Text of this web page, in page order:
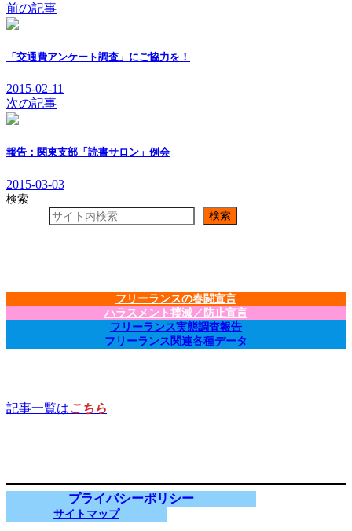
前の記事
「交通費アンケート調査」にご協力を！
2015-02-11
次の記事
報告：関東支部「読書サロン」例会
2015-03-03
検索
検索
フリーランスの春闘宣言
ハラスメント撲滅／防止宣言
フリーランス実態調査報告
フリーランス関連各種データ
記事一覧はこちら
プライバシーポリシー
サイトマップ